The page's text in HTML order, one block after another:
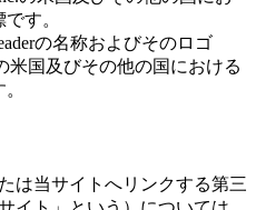
す。
の名称およびそのロゴ
米国及びその他の国における
は当サイトへリンクする第三